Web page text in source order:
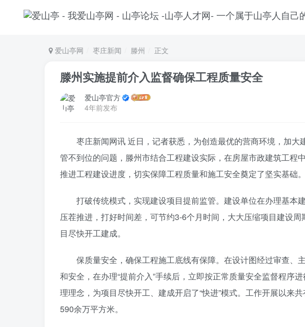
爱山亭网 枣庄新闻 滕州 正文
滕州实施提前介入监督确保工程质量安全
爱山亭官方
4年前发布
枣庄新闻网讯 近日，记者获悉，为创造最优的营商环境，加
管不到位的问题，滕州市结合工程建设实际，在房屋市政建筑工程
推进工程建设进度，切实保障工程质量和施工安全奠定了坚实基础。
打破传统模式，实现建设项目提前监管。建设单位在办理基本
压茬推进，打好时间差，可节约3-6个月时间，大大压缩项目建设
目尽快开工建成。
保质量安全，确保工程施工底线有保障。在设计图经过审查、
和安全，在办理“提前介入”手续后，立即按正常质量安全监督程序
理理念，为项目尽快开工、建成开启了“快进”模式。工作开展以来
590余万平方米。